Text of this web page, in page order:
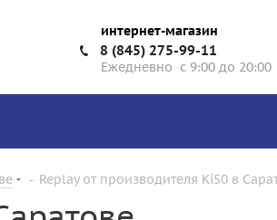
интернет-магазин
8 (845) 275-99-11
Ежедневно с 9:00 до 20:00
- Replay от производителя Ki50 в